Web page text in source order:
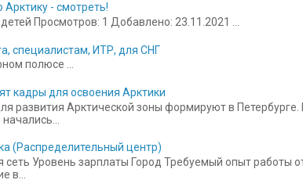
Арктику - смотреть!
Просмотров: 1 Добавлено: 23.11.2021 ...
специалистам, ИТР, для СНГ
полюсе ...
кадры для освоения Арктики
развития Арктической зоны формируют в
(Распределительный центр)
Уровень зарплаты Город Требуемый опыт работы
в...